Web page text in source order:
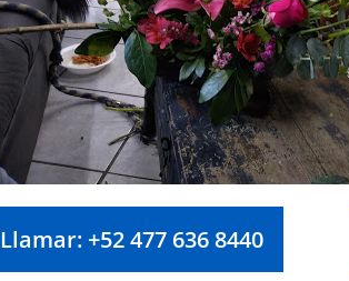
Llamar: +52 477 636 8440